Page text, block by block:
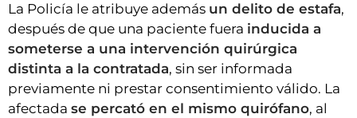
La Policía le atribuye además un delito de estafa,
después de que una paciente fuera inducida a
someterse a una intervención quirúrgica
distinta a la contratada, sin ser informada
previamente ni prestar consentimiento válido. La
afectada se percató en el mismo quirófano, al